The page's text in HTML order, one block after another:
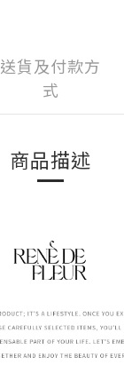
送貨及付款方
式
商品描述